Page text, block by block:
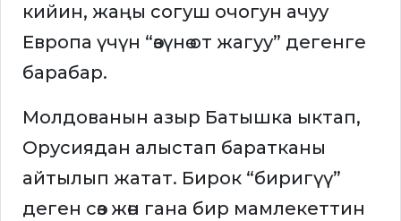
кийин, жаңы согуш очогун ачуу
Европа үчүн “өзүнө от жагуу” дегенге
барабар.
Молдованын азыр Батышка ыктап,
Орусиядан алыстап баратканы
айтылып жатат. Бирок “биригүү”
деген сөз жөн гана бир мамлекеттин